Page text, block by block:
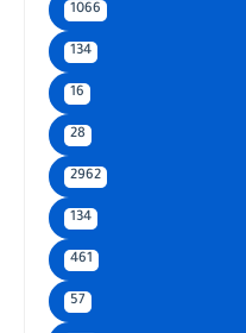
1066
134
16
28
2962
134
461
57